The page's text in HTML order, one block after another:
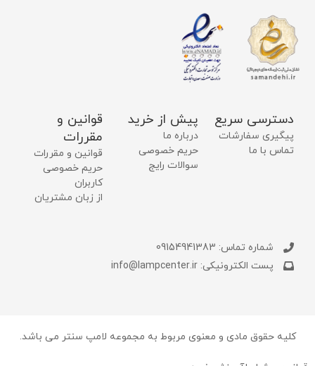
دسترسی سریع
پیگیری سفارشات
تماس با ما
پیش از خرید
درباره ما
حریم خصوصی
سوالات رایج
قوانین و
مقررات
قوانین و مقررات
حریم خصوصی
کاربران
از زبان مشتریان
شماره تماس: 09154941383
پست الکترونیکی: info@lampcenter.ir
کلیه حقوق مادی و معنوی مربوط به مجموعه لامپ سنتر می باشد.